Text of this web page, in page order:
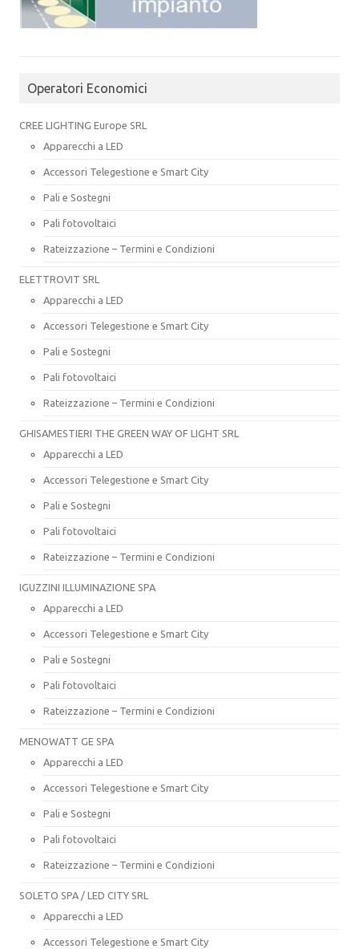
Operatori Economici
CREE LIGHTING Europe SRL
Apparecchi a LED
Accessori Telegestione e Smart City
Pali e Sostegni
Pali fotovoltaici
Rateizzazione – Termini e Condizioni
ELETTROVIT SRL
Apparecchi a LED
Accessori Telegestione e Smart City
Pali e Sostegni
Pali fotovoltaici
Rateizzazione – Termini e Condizioni
GHISAMESTIERI THE GREEN WAY OF LIGHT SRL
Apparecchi a LED
Accessori Telegestione e Smart City
Pali e Sostegni
Pali fotovoltaici
Rateizzazione – Termini e Condizioni
IGUZZINI ILLUMINAZIONE SPA
Apparecchi a LED
Accessori Telegestione e Smart City
Pali e Sostegni
Pali fotovoltaici
Rateizzazione – Termini e Condizioni
MENOWATT GE SPA
Apparecchi a LED
Accessori Telegestione e Smart City
Pali e Sostegni
Pali fotovoltaici
Rateizzazione – Termini e Condizioni
SOLETO SPA / LED CITY SRL
Apparecchi a LED
Accessori Telegestione e Smart City